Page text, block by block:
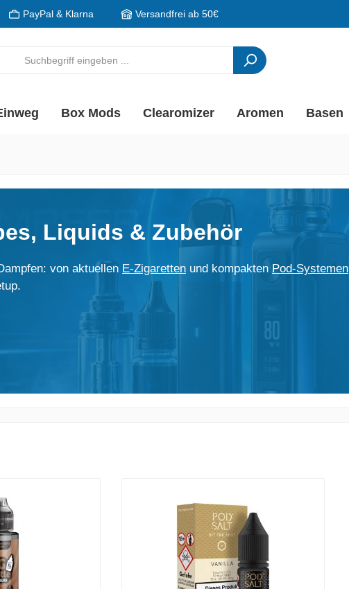
PayPal & Klarna Versandfrei ab 50€
Box Mods Clearomizer Aromen Basen
Liquids & Zubehör
von aktuellen E-Zigaretten und kompakten Pod-Systemen